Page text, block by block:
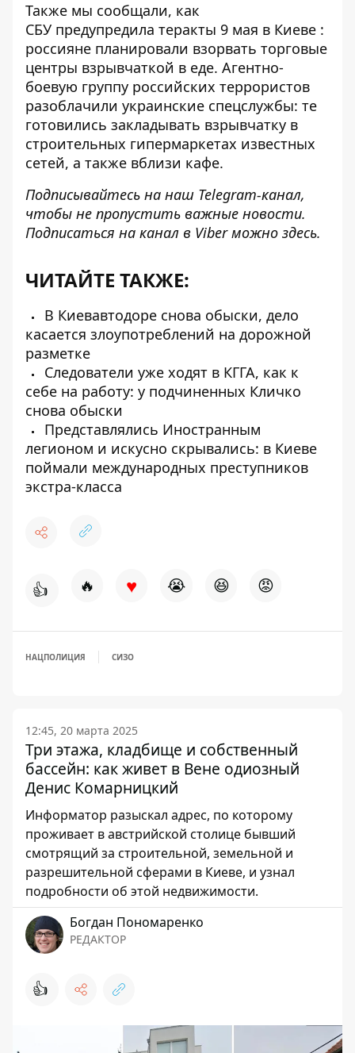
Также мы сообщали, как
СБУ предупредила теракты 9 мая в Киеве :
россияне планировали взорвать торговые
центры взрывчаткой в ​​еде. Агентно-
боевую группу российских террористов
разоблачили украинские спецслужбы: те
готовились закладывать взрывчатку в
строительных гипермаркетах известных
сетей, а также вблизи кафе.
Подписывайтесь на наш Telegram-канал,
чтобы не пропустить важные новости.
Подписаться на канал в Viber можно здесь.
ЧИТАЙТЕ ТАКЖЕ:
В Киевавтодоре снова обыски, дело
касается злоупотреблений на дорожной
разметке
Следователи уже ходят в КГГА, как к
себе на работу: у подчиненных Кличко
снова обыски
Представлялись Иностранным
легионом и искусно скрывались: в Киеве
поймали международных преступников
экстра-класса
👍 🔥 ♥ 😭 😆 😡
НАЦПОЛИЦИЯ СИЗО
12:45, 20 марта 2025
Три этажа, кладбище и собственный
бассейн: как живет в Вене одиозный
Денис Комарницкий
Информатор разыскал адрес, по которому
проживает в австрийской столице бывший
смотрящий за строительной, земельной и
разрешительной сферами в Киеве, и узнал
подробности об этой недвижимости.
Богдан Пономаренко
РЕДАКТОР
👍